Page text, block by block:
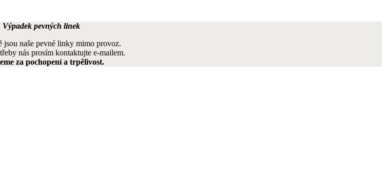
Výpadek pevných linek
jsou naše pevné linky mimo provoz.
nás prosím kontaktujte e-mailem.
za pochopení a trpělivost.